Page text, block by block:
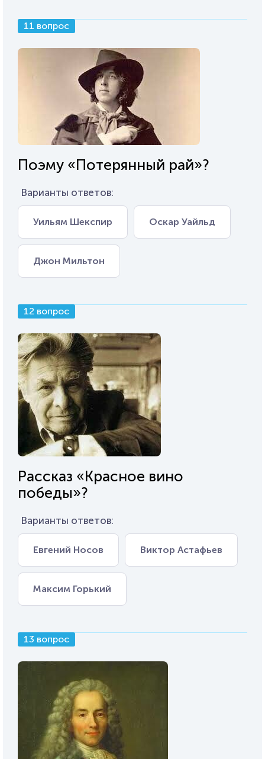
11 вопрос
Поэму «Потерянный рай»?
Варианты ответов:
Уильям Шекспир Оскар Уайльд
Джон Мильтон
12 вопрос
Рассказ «Красное вино
победы»?
Варианты ответов:
Евгений Носов Виктор Астафьев
Максим Горький
13 вопрос